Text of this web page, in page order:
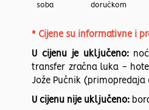
soba
doručkom
* Cijene su informativne i
U cijenu je uključeno:
transfer zračna luka -
Jože Pučnik
U cijenu nije uključeno: